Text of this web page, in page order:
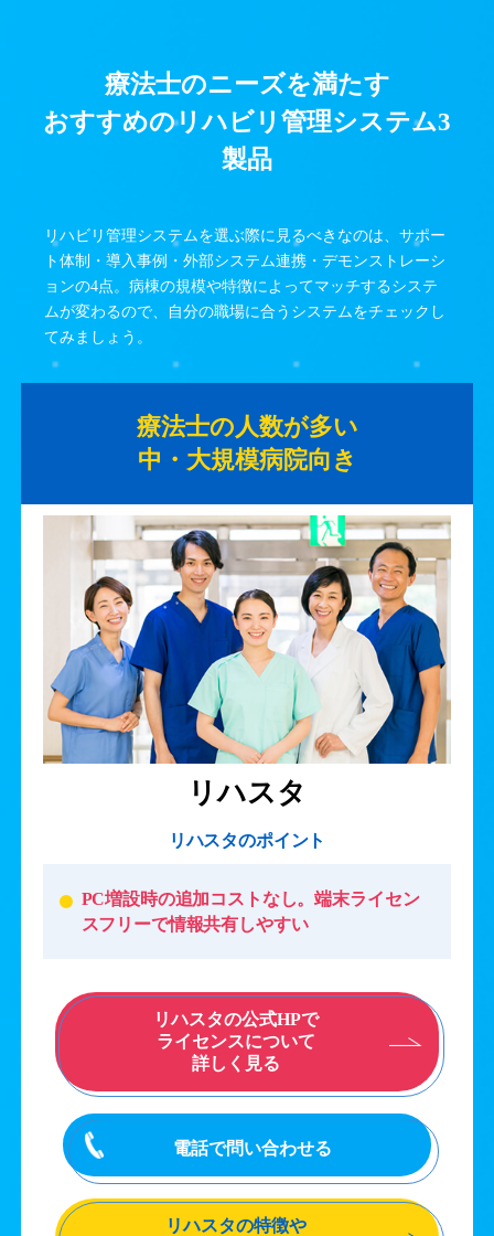
療法士のニーズを満たす
おすすめのリハビリ管理システム3
製品
リハビリ管理システムを選ぶ際に見るべきなのは、サポー
ト体制・導入事例・外部システム連携・デモンストレーシ
ョンの4点。病棟の規模や特徴によってマッチするシステ
ムが変わるので、自分の職場に合うシステムをチェックし
てみましょう。
療法士の人数が多い
中・大規模病院向き
リハスタ
リハスタのポイント
PC増設時の追加コストなし。端末ライセン
スフリーで情報共有しやすい
リハスタの公式HPで
ライセンスについて
詳しく見る
電話で問い合わせる
リハスタの特徴や